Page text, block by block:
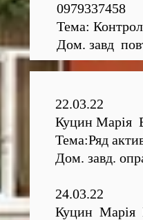
0979337458
Тема:
Дом. завд
22.03.22
Куцин Марія
Тема:Ряд
Дом. завд.
24.03.22
Куцин Марія